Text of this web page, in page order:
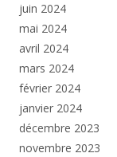
juin 2024
mai 2024
avril 2024
mars 2024
février 2024
janvier 2024
décembre 2023
novembre 2023